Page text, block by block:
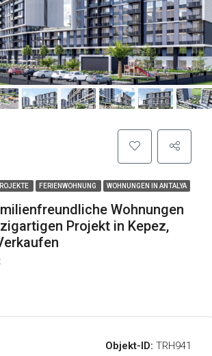
FERIENWOHNUNG WOHNUNGEN IN ANTALYA
Wohnungen
Projekt in Kepez,
Objekt-ID: TRH941